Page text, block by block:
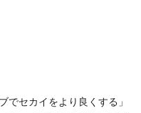
でセカイをより良くする」